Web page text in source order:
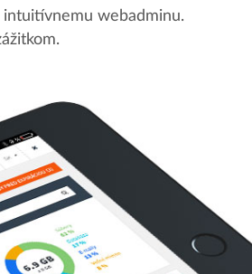
webadminu.